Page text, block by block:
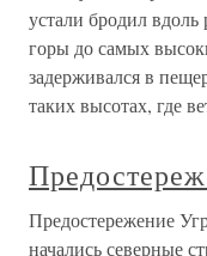
устали бродил вдоль
горы до самых
задерживался в
таких высотах, где
Предостережение
начались северные